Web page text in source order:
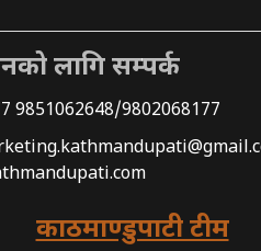
लागि सम्पर्क
9851062648/9802068177
काठमाण्डुपाटी टीम